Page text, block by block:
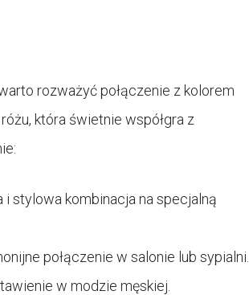
rozważyć połączenie z kolorem
która świetnie współgra z
stylowa kombinacja na specjalną
połączenie w salonie lub sypialni.
w modzie męskiej.